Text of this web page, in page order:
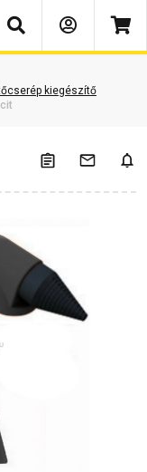
Keresés
kiegészítő
Kapcsolódó cikkek